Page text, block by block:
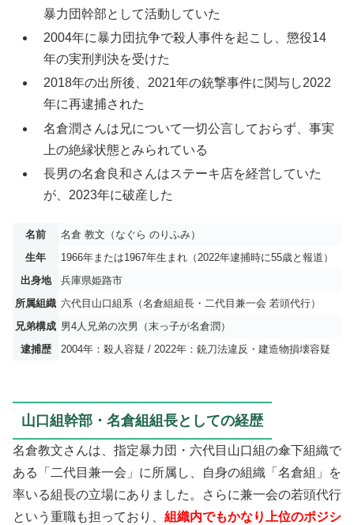
暴力団幹部として活動していた
2004年に暴力団抗争で殺人事件を起こし、懲役14
年の実刑判決を受けた
2018年の出所後、2021年の銃撃事件に関与し2022
年に再逮捕された
名倉潤さんは兄について一切公言しておらず、事実
上の絶縁状態とみられている
長男の名倉良和さんはステーキ店を経営していた
が、2023年に破産した
名前
名倉 教文（なぐら のりふみ）
生年
1966年または1967年生まれ（2022年逮捕時に55歳と報道）
出身地
兵庫県姫路市
所属組織 六代目山口組系（名倉組組長・二代目兼一会 若頭代行）
兄弟構成 男4人兄弟の次男（末っ子が名倉潤）
逮捕歴
2004年：殺人容疑 / 2022年：銃刀法違反・建造物損壊容疑
山口組幹部・名倉組組長としての経歴
名倉教文さんは、指定暴力団・六代目山口組の傘下組織で
ある「二代目兼一会」に所属し、自身の組織「名倉組」を
率いる組長の立場にありました。さらに兼一会の若頭代行
という重職も担っており、 組織内でもかなり上位のポジシ